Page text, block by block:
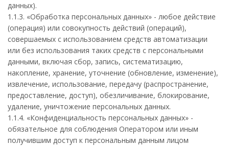
данных).
1.1.3. «Обработка персональных данных» - любое действие
(операция) или совокупность действий (операций),
совершаемых с использованием средств автоматизации
или без использования таких средств с персональными
данными, включая сбор, запись, систематизацию,
накопление, хранение, уточнение (обновление, изменение),
извлечение, использование, передачу (распространение,
предоставление, доступ), обезличивание, блокирование,
удаление, уничтожение персональных данных.
1.1.4. «Конфиденциальность персональных данных» -
обязательное для соблюдения Оператором или иным
получившим доступ к персональным данным лицом